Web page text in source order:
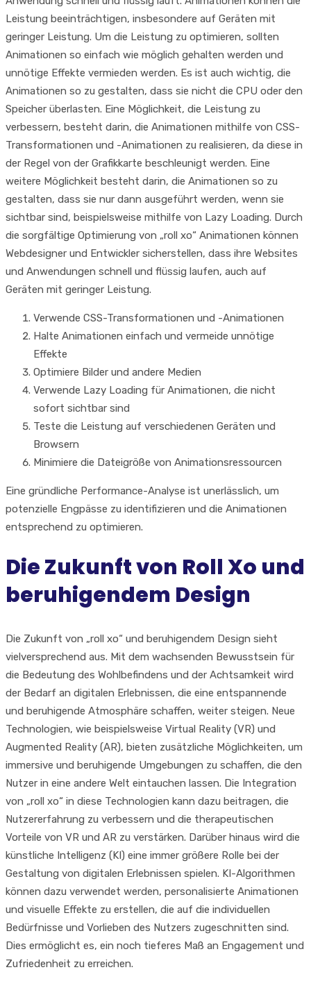
Leistung beeinträchtigen, insbesondere auf Geräten mit
geringer Leistung. Um die Leistung zu optimieren, sollten
Animationen so einfach wie möglich gehalten werden und
unnötige Effekte vermieden werden. Es ist auch wichtig, die
Animationen so zu gestalten, dass sie nicht die CPU oder den
Speicher überlasten. Eine Möglichkeit, die Leistung zu
verbessern, besteht darin, die Animationen mithilfe von CSS-
Transformationen und -Animationen zu realisieren, da diese in
der Regel von der Grafikkarte beschleunigt werden. Eine
weitere Möglichkeit besteht darin, die Animationen so zu
gestalten, dass sie nur dann ausgeführt werden, wenn sie
sichtbar sind, beispielsweise mithilfe von Lazy Loading. Durch
die sorgfältige Optimierung von „roll xo“ Animationen können
Webdesigner und Entwickler sicherstellen, dass ihre Websites
und Anwendungen schnell und flüssig laufen, auch auf
Geräten mit geringer Leistung.
Verwende CSS-Transformationen und -Animationen
Halte Animationen einfach und vermeide unnötige
Effekte
Optimiere Bilder und andere Medien
Verwende Lazy Loading für Animationen, die nicht
sofort sichtbar sind
Teste die Leistung auf verschiedenen Geräten und
Browsern
Minimiere die Dateigröße von Animationsressourcen
Eine gründliche Performance-Analyse ist unerlässlich, um
potenzielle Engpässe zu identifizieren und die Animationen
entsprechend zu optimieren.
Die Zukunft von Roll Xo und
beruhigendem Design
Die Zukunft von „roll xo“ und beruhigendem Design sieht
vielversprechend aus. Mit dem wachsenden Bewusstsein für
die Bedeutung des Wohlbefindens und der Achtsamkeit wird
der Bedarf an digitalen Erlebnissen, die eine entspannende
und beruhigende Atmosphäre schaffen, weiter steigen. Neue
Technologien, wie beispielsweise Virtual Reality (VR) und
Augmented Reality (AR), bieten zusätzliche Möglichkeiten, um
immersive und beruhigende Umgebungen zu schaffen, die den
Nutzer in eine andere Welt eintauchen lassen. Die Integration
von „roll xo“ in diese Technologien kann dazu beitragen, die
Nutzererfahrung zu verbessern und die therapeutischen
Vorteile von VR und AR zu verstärken. Darüber hinaus wird die
künstliche Intelligenz (KI) eine immer größere Rolle bei der
Gestaltung von digitalen Erlebnissen spielen. KI-Algorithmen
können dazu verwendet werden, personalisierte Animationen
und visuelle Effekte zu erstellen, die auf die individuellen
Bedürfnisse und Vorlieben des Nutzers zugeschnitten sind.
Dies ermöglicht es, ein noch tieferes Maß an Engagement und
Zufriedenheit zu erreichen.